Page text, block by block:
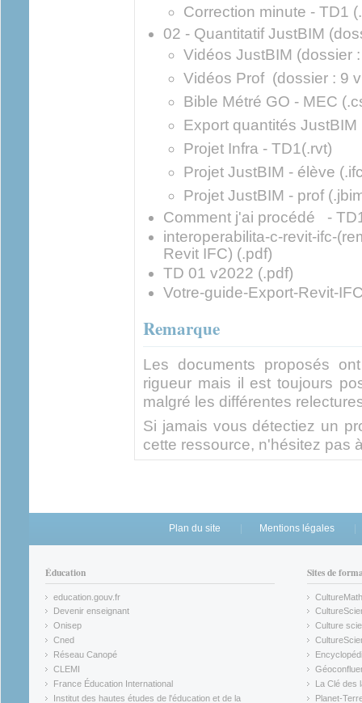
Correction minute - TD1
02 - Quantitatif JustBIM
Vidéos JustBIM (dossier
Vidéos Prof (dossier : 9
Bible Métré GO - MEC
Export quantités JustBIM
Projet Infra - TD1(.rvt)
Projet JustBIM - élève
Projet JustBIM - prof
Comment j'ai procédé -
interoperabilita-c-revit-ifc-
Revit IFC) (.pdf)
TD 01 v2022 (.pdf)
Votre-guide-Export-Revit-
Remarque
Les documents proposés
rigueur mais il est toujours
malgré les différentes
Si jamais vous détectiez un
cette ressource, n'hésitez pas
Plan du site Mentions légales
Éducation
education.gouv.fr
(link is external)
Devenir enseignant
(link is external)
Onisep
(link is external)
Cned
(link is external)
Réseau Canopé
(link is external)
CLEMI
(link is external)
France Éducation International
(link is external)
Institut des hautes études de l'éducation et de la
Sites de
CultureMath
(link is
(link is
Culture
(link is
(link is
(link is
La Clé des
(link is
Planet-